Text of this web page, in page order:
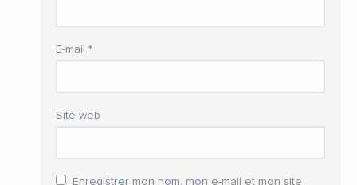
E-mail *
Site web
Enregistrer mon nom, mon e-mail et mon site